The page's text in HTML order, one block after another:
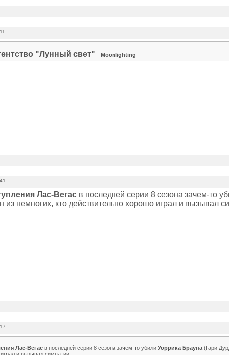
"Лунный свет" - Moonlighting
Лас-Вегас в последней серии 8 сезона зачем-то
из немногих, кто действительно хорошо играл и вызывал
Лас-Вегас в последней серии 8 сезона зачем-то убили Уоррика Брауна (Гари
и вызывал симпатии...